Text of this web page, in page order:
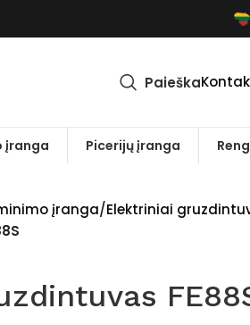
Paieška
įranga Picerijų įranga
įranga Elektriniai